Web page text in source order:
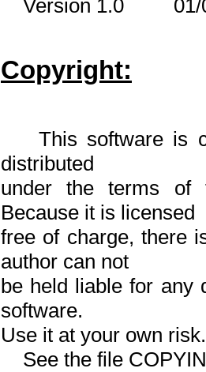
Version 1.0 01/
Copyright:
This software is
distributed
under the terms of
Because it is licensed
free of charge, there
author can not
be held liable for any
software.
Use it at your own risk.
See the file